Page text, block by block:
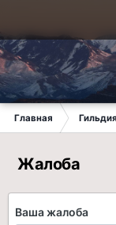
Главная
Жалоба
Ваша жалоба